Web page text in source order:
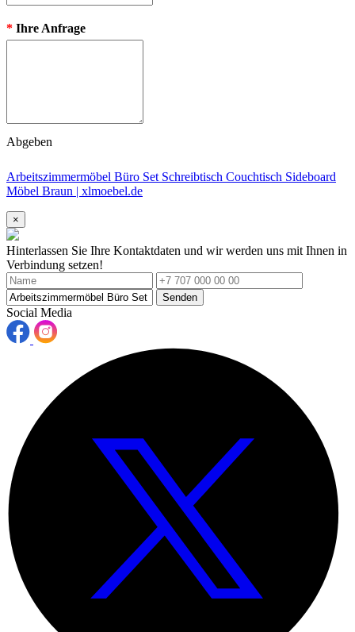
* Ihre Anfrage
Abgeben
Arbeitszimmermöbel Büro Set Schreibtisch Couchtisch Sideboard
Möbel Braun | xlmoebel.de
×
Hinterlassen Sie Ihre Kontaktdaten und wir werden uns mit Ihnen in
Verbindung setzen!
Senden
Social Media